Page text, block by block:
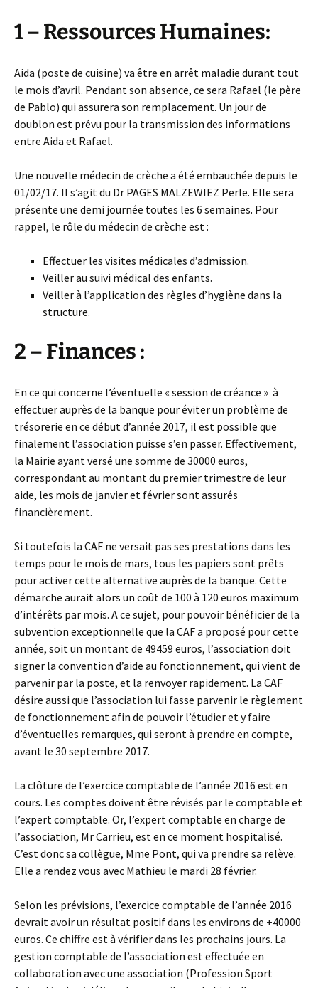
1 – Ressources Humaines:
Aida (poste de cuisine) va être en arrêt maladie durant tout
le mois d’avril. Pendant son absence, ce sera Rafael (le père
de Pablo) qui assurera son remplacement. Un jour de
doublon est prévu pour la transmission des informations
entre Aida et Rafael.
Une nouvelle médecin de crèche a été embauchée depuis le
01/02/17. Il s’agit du Dr PAGES MALZEWIEZ Perle. Elle sera
présente une demi journée toutes les 6 semaines. Pour
rappel, le rôle du médecin de crèche est :
Effectuer les visites médicales d’admission.
Veiller au suivi médical des enfants.
Veiller à l’application des règles d’hygiène dans la
structure.
2 – Finances :
En ce qui concerne l’éventuelle « session de créance » à
effectuer auprès de la banque pour éviter un problème de
trésorerie en ce début d’année 2017, il est possible que
finalement l’association puisse s’en passer. Effectivement,
la Mairie ayant versé une somme de 30000 euros,
correspondant au montant du premier trimestre de leur
aide, les mois de janvier et février sont assurés
financièrement.
Si toutefois la CAF ne versait pas ses prestations dans les
temps pour le mois de mars, tous les papiers sont prêts
pour activer cette alternative auprès de la banque. Cette
démarche aurait alors un coût de 100 à 120 euros maximum
d’intérêts par mois. A ce sujet, pour pouvoir bénéficier de la
subvention exceptionnelle que la CAF a proposé pour cette
année, soit un montant de 49459 euros, l’association doit
signer la convention d’aide au fonctionnement, qui vient de
parvenir par la poste, et la renvoyer rapidement. La CAF
désire aussi que l’association lui fasse parvenir le règlement
de fonctionnement afin de pouvoir l’étudier et y faire
d’éventuelles remarques, qui seront à prendre en compte,
avant le 30 septembre 2017.
La clôture de l’exercice comptable de l’année 2016 est en
cours. Les comptes doivent être révisés par le comptable et
l’expert comptable. Or, l’expert comptable en charge de
l’association, Mr Carrieu, est en ce moment hospitalisé.
C’est donc sa collègue, Mme Pont, qui va prendre sa relève.
Elle a rendez vous avec Mathieu le mardi 28 février.
Selon les prévisions, l’exercice comptable de l’année 2016
devrait avoir un résultat positif dans les environs de +40000
euros. Ce chiffre est à vérifier dans les prochains jours. La
gestion comptable de l’association est effectuée en
collaboration avec une association (Profession Sport